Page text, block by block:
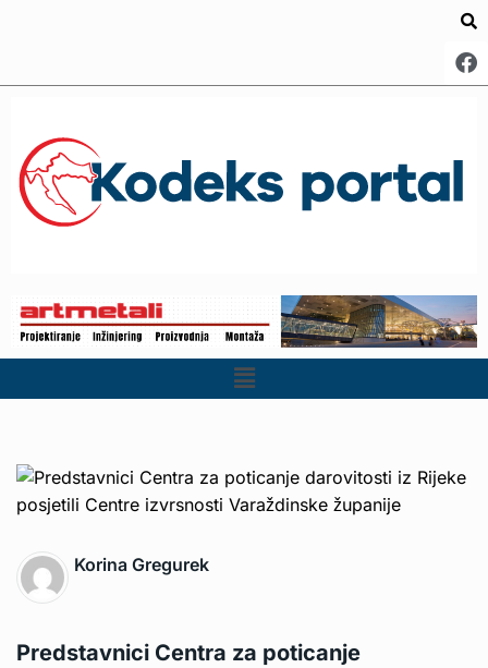
Korina Gregurek
Predstavnici Centra za poticanje